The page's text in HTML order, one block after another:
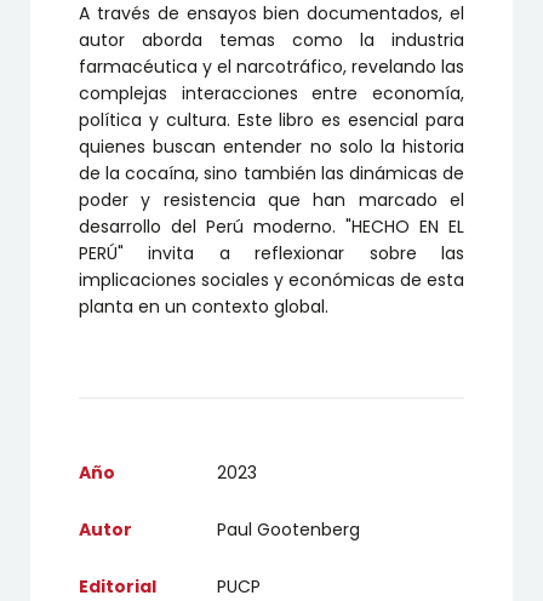
A través de ensayos bien documentados, el
autor aborda temas como la industria
farmacéutica y el narcotráfico, revelando las
complejas interacciones entre economía,
política y cultura. Este libro es esencial para
quienes buscan entender no solo la historia
de la cocaína, sino también las dinámicas de
poder y resistencia que han marcado el
desarrollo del Perú moderno. "HECHO EN EL
PERÚ" invita a reflexionar sobre las
implicaciones sociales y económicas de esta
planta en un contexto global.
Año 2023
Autor Paul Gootenberg
Editorial PUCP